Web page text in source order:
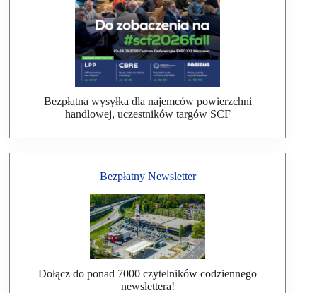
Bezpłatna wysyłka dla najemców powierzchni
handlowej, uczestników targów SCF
Bezpłatny Newsletter
Dołącz do ponad 7000 czytelników codziennego
newslettera!